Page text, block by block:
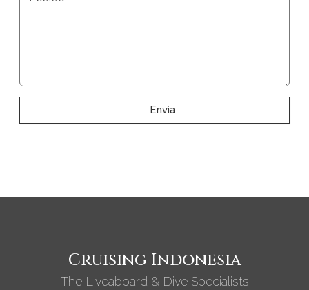
Envìa
Cruising Indonesia
The Liveaboard & Dive Specialists